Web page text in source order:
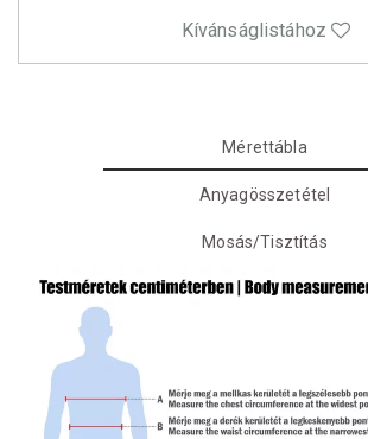
Kívánságlistához
Mérettábla
Anyagösszetétel
Mosás/Tisztítás